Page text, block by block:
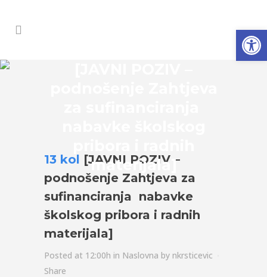
materijala]
13 kol [JAVNI POZIV –
podnošenje Zahtjeva za
sufinanciranja nabavke
školskog pribora i radnih
materijala]
Posted at 12:00h in Naslovna by nkrsticevic
Share